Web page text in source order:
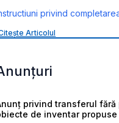
privind
Articolul
privind transferul
de inventar